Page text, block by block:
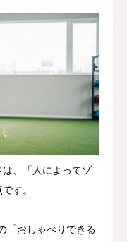
、「人によってゾ
す。
「おしゃべりできる